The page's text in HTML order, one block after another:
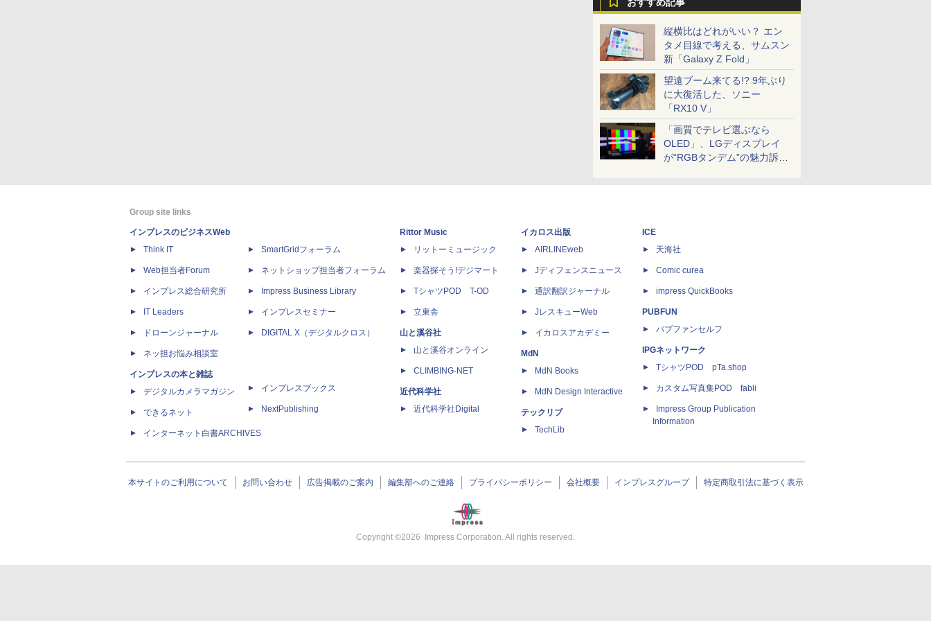
縦横比はどれがいい？ エン
タメ目線で考える、サムスン
新「Galaxy Z Fold」
望遠ブーム来てる!? 9年ぶり
に大復活した、ソニー
「RX10 V」
「画質でテレビ選ぶなら
OLED」、LGディスプレイ
が“RGBタンデム”の魅力訴
Group site links
インプレスのビジネスWeb
Think IT
Web担当者Forum
インプレス総合研究所
IT Leaders
ドローンジャーナル
ネッ担お悩み相談室
インプレスの本と雑誌
デジタルカメラマガジン
できるネット
インターネット白書ARCHIVES
SmartGridフォーラム
ネットショップ担当者フォーラム
Impress Business Library
インプレスセミナー
DIGITAL X（デジタルクロス）
インプレスブックス
NextPublishing
Rittor Music
リットーミュージック
楽器探そう!デジマート
TシャツPOD T-OD
立東舎
山と溪谷社
山と溪谷オンライン
CLIMBING-NET
近代科学社
近代科学社Digital
イカロス出版
AIRLINEweb
Jディフェンスニュース
通訳翻訳ジャーナル
JレスキューWeb
イカロスアカデミー
MdN
MdN Books
MdN Design Interactive
テックリブ
TechLib
ICE
天海社
Comic curea
impress QuickBooks
PUBFUN
パブファンセルフ
IPGネットワーク
TシャツPOD pTa.shop
カスタム写真集POD fabli
Impress Group Publication
Information
本サイトのご利用について お問い合わせ 広告掲載のご案内 編集部へのご連絡 プライバシーポリシー 会社概要 インプレスグループ 特定商取引法に基づく表示
Copyright ©2026 Impress Corporation. All rights reserved.